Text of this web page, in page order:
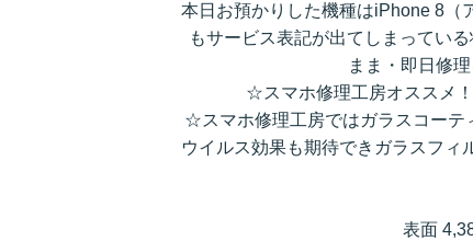
本日お預かりした機種はiPhone 8（
もサービス表記が出てしまってい
まま・即日修
☆スマホ修理工房オススメ
☆スマホ修理工房ではガラスコーテ
ウイルス効果も期待できガラスフィ
表面